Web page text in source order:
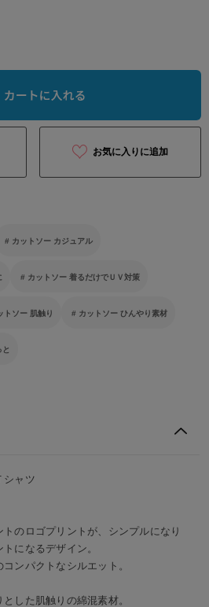
お気に入りに追加
カットソー カジュアル
カットソー 着るだけでＵＶ対策
トソー 肌触り カットソー ひんやり素材
シャツ
のロゴプリントが、シンプルになり
になるデザイン。
ンパクトなシルエット。
した肌触りの綿混素材。